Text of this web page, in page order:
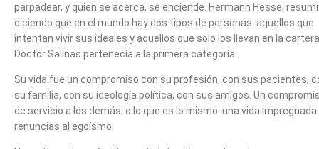
parpadear, y quien se acerca, se enciende. Hermann Hesse,
diciendo que en el mundo hay dos tipos de personas: aquellos que
intentan vivir sus ideales y aquellos que solo los llevan en la
Doctor Salinas pertenecía a la primera categoría.
Su vida fue un compromiso con su profesión, con sus pacientes,
su familia, con su ideología política, con sus amigos. Un
de servicio a los demás; o lo que es lo mismo: una vida impregnada
renuncias al egoísmo.